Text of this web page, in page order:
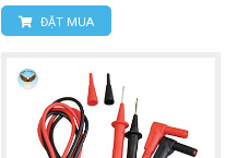
ĐẶT MUA